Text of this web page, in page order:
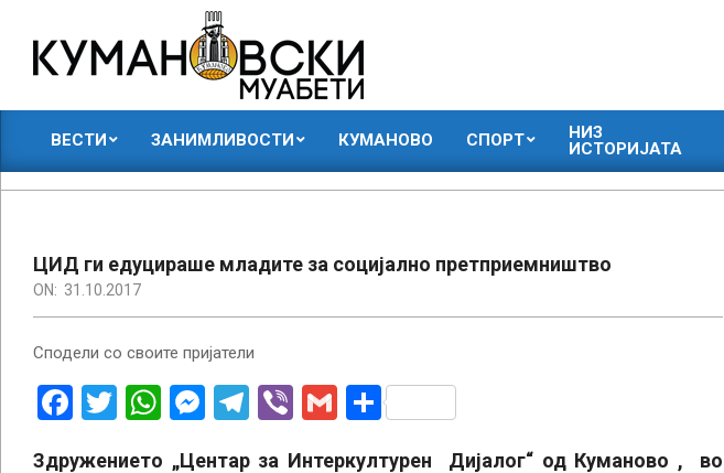
content
КУМАНОВСКИ
МУАБЕТИ
ВЕСТИ ЗАНИМЛИВОСТИ КУМАНОВО СПОРТ
НИЗ
ИСТОРИЈАТА
ЦИД ги едуцираше младите за социјално претприемништво
ON: 31.10.2017
Сподели со своите пријатели
Facebook
Twitter
WhatsApp
Messenger
Telegram
ViberGmailShare
Здружението „Центар за Интеркултурен Дијалог“ од Куманово , во